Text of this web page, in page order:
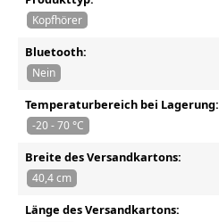
Kopfhörer
Bluetooth:
Nein
Temperaturbereich bei Lagerung:
-20 - 70 °C
Breite des Versandkartons:
40,4 cm
Länge des Versandkartons: